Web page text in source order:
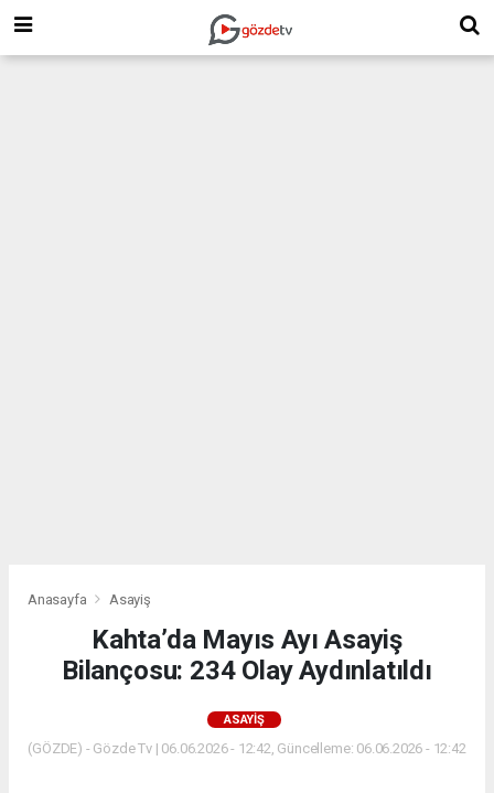
Anasayfa Asayiş
Kahta’da Mayıs Ayı Asayiş
Bilançosu: 234 Olay Aydınlatıldı
ASAYIŞ
(GÖZDE) - Gözde Tv | 06.06.2026 - 12:42, Güncelleme: 06.06.2026 - 12:42